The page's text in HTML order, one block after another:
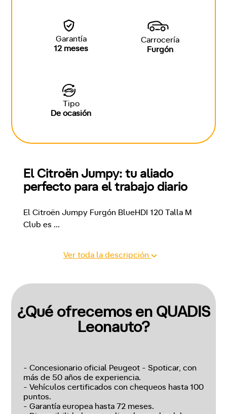
Garantía
12 meses
Carrocería
Furgón
Tipo
De ocasión
El Citroën Jumpy: tu aliado
perfecto para el trabajo diario
El Citroën Jumpy Furgón BlueHDI 120 Talla M
Club es ...
Ver toda la descripción
¿Qué ofrecemos en QUADIS
Leonauto?
- Concesionario oficial Peugeot - Spoticar, con
más de 50 años de experiencia.
- Vehículos certificados con chequeos hasta 100
puntos.
- Garantía europea hasta 72 meses.